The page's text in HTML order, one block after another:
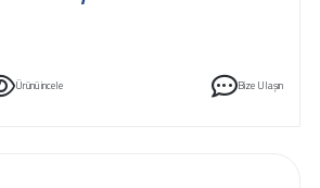
Ürünü incele Bize Ulaşın